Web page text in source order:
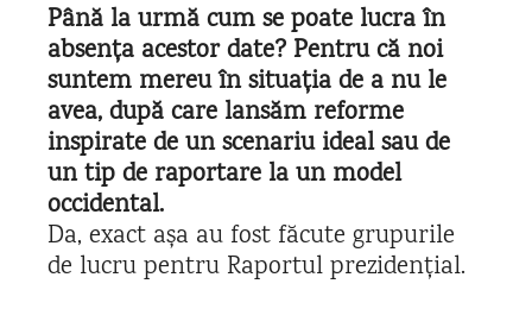
Până la urmă cum se poate lucra în
absența acestor date? Pentru că noi
suntem mereu în situația de a nu le
avea, după care lansăm reforme
inspirate de un scenariu ideal sau de
un tip de raportare la un model
occidental.
Da, exact așa au fost făcute grupurile
de lucru pentru Raportul prezidențial.